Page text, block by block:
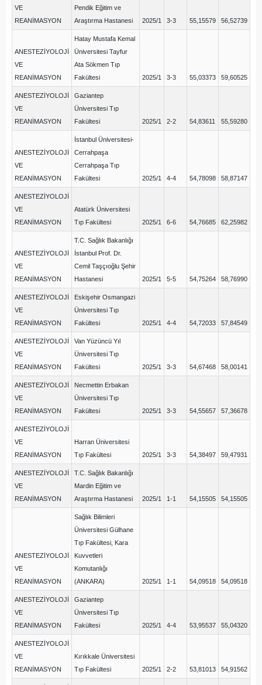
VE
REANİMASYON
Pendik Eğitim ve
Araştırma Hastanesi
2025/1 3-3 55,15579 56,52739
ANESTEZİYOLOJİ
VE
REANİMASYON
Hatay Mustafa Kemal
Üniversitesi Tayfur
Ata Sökmen Tıp
Fakültesi
2025/1 3-3 55,03373 59,60525
ANESTEZİYOLOJİ
VE
REANİMASYON
Gaziantep
Üniversitesi Tıp
Fakültesi
2025/1 2-2 54,83611 55,59280
ANESTEZİYOLOJİ
VE
REANİMASYON
İstanbul Üniversitesi-
Cerrahpaşa
Cerrahpaşa Tıp
Fakültesi
2025/1 4-4 54,78098 58,87147
ANESTEZİYOLOJİ
VE
REANİMASYON
Atatürk Üniversitesi
Tıp Fakültesi
2025/1 6-6 54,76685 62,25982
ANESTEZİYOLOJİ
VE
REANİMASYON
T.C. Sağlık Bakanlığı
İstanbul Prof. Dr.
Cemil Taşçıoğlu Şehir
Hastanesi
2025/1 5-5 54,75264 58,76990
ANESTEZİYOLOJİ
VE
REANİMASYON
Eskişehir Osmangazi
Üniversitesi Tıp
Fakültesi
2025/1 4-4 54,72033 57,84549
ANESTEZİYOLOJİ
VE
REANİMASYON
Van Yüzüncü Yıl
Üniversitesi Tıp
Fakültesi
2025/1 3-3 54,67468 58,00141
ANESTEZİYOLOJİ
VE
REANİMASYON
Necmettin Erbakan
Üniversitesi Tıp
Fakültesi
2025/1 3-3 54,55657 57,36678
ANESTEZİYOLOJİ
VE
REANİMASYON
Harran Üniversitesi
Tıp Fakültesi
2025/1 3-3 54,38497 59,47931
ANESTEZİYOLOJİ
VE
REANİMASYON
T.C. Sağlık Bakanlığı
Mardin Eğitim ve
Araştırma Hastanesi
2025/1 1-1 54,15505 54,15505
ANESTEZİYOLOJİ
VE
REANİMASYON
Sağlık Bilimleri
Üniversitesi Gülhane
Tıp Fakültesi, Kara
Kuvvetleri
Komutanlığı
(ANKARA)
2025/1 1-1 54,09518 54,09518
ANESTEZİYOLOJİ
VE
REANİMASYON
Gaziantep
Üniversitesi Tıp
Fakültesi
2025/1 4-4 53,95537 55,04320
ANESTEZİYOLOJİ
VE
REANİMASYON
Kırıkkale Üniversitesi
Tıp Fakültesi
2025/1 2-2 53,81013 54,91562